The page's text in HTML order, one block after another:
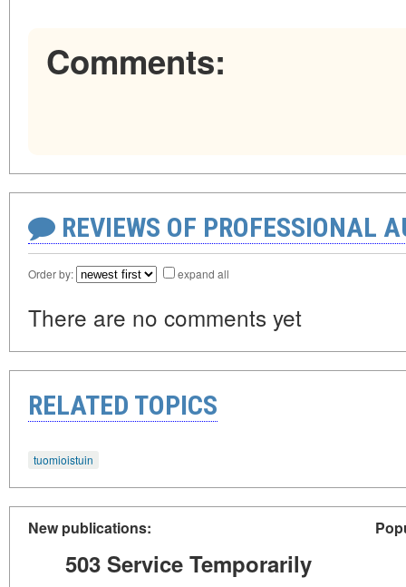
Comments:
REVIEWS OF PROFESSIONAL
Order by: expand all
There are no comments yet
RELATED TOPICS
tuomioistuin
New publications:
503 Service Temporarily